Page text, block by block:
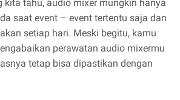
kita tahu, audio mixer mungkin hanya
saat event – event tertentu saja dan
setiap hari. Meski begitu, kamu
perawatan audio mixermu
tetap bisa dipastikan dengan